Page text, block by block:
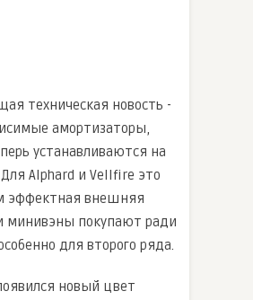
техническая новость -
амортизаторы,
устанавливаются на
Для Alphard и Vellfire это
эффектная внешняя
минивэны покупают ради
для второго ряда.
новый цвет